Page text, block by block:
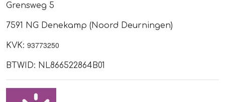
Grensweg 5
7591 NG Denekamp (Noord Deurningen)
KVK: 93773250
BTWID: NL866522864B01